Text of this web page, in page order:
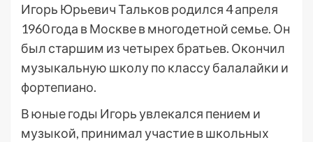
Игорь Юрьевич Тальков родился 4 апреля
1960 года в Москве в многодетной семье. Он
был старшим из четырех братьев. Окончил
музыкальную школу по классу балалайки и
фортепиано.
В юные годы Игорь увлекался пением и
музыкой, принимал участие в школьных